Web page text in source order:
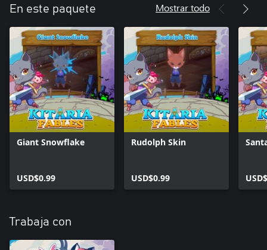
En este paquete Mostrar todo
Giant Snowflake
USD$0.99
Rudolph Skin
USD$0.99
Trabaja con